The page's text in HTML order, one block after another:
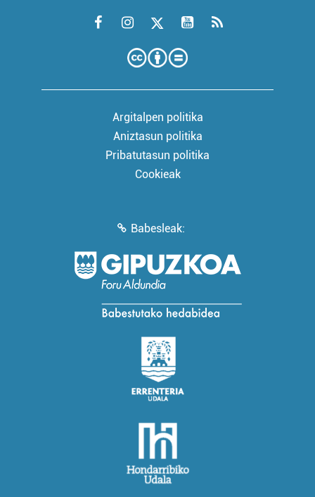
Argitalpen politika
Aniztasun politika
Pribatutasun politika
Cookieak
Babesleak: